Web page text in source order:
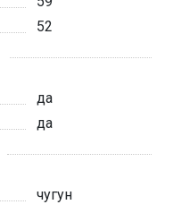
52
да
да
чугун